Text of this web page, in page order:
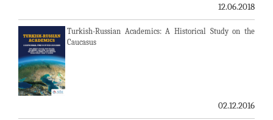
12.06.2018
Turkish-Russian Academics: A Historical Study on the
Caucasus
02.12.2016